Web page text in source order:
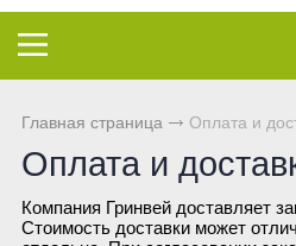
Инволвер
Для чистки зубов
Для очков
Текстиль
Минеральная косметика
Декоративная косметика
Маски и бустер
Зубная паста и порошок
Спонжи для зубов
Средства женской гигиены
Фульвовые кислоты
Функциональные напитки
Функциональное питание
Чай дыхательный
Женский чай
Мужской чай
Sharme
Welllab
Hemp
Главная страница Оплата и
Оплата и
Компания Гринвей доставляет
Стоимость доставки может